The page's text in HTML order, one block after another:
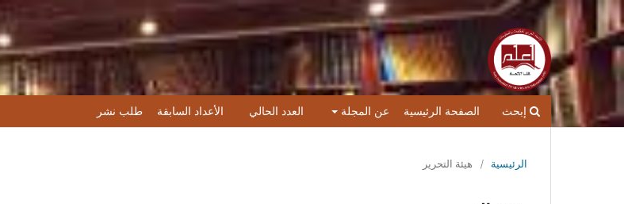
الصفحة الرئيسية عن المجلة العدد الحالي الأعداد السابقة طلب نشر إبحث
الرئيسية / هيئة التحرير